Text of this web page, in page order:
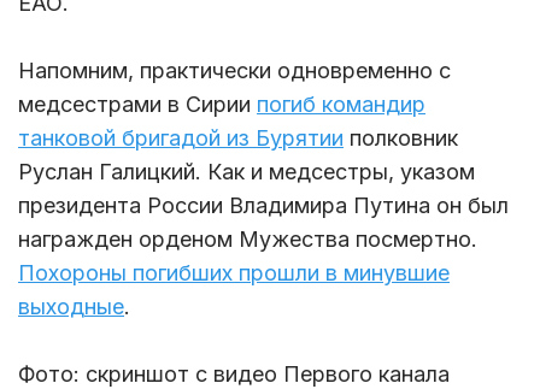
Напомним, практически одновременно с
медсестрами в Сирии погиб командир
танковой бригадой из Бурятии полковник
Руслан Галицкий. Как и медсестры, указом
президента России Владимира Путина он был
награжден орденом Мужества посмертно.
Похороны погибших прошли в минувшие
выходные.
Фото: скриншот с видео Первого канала